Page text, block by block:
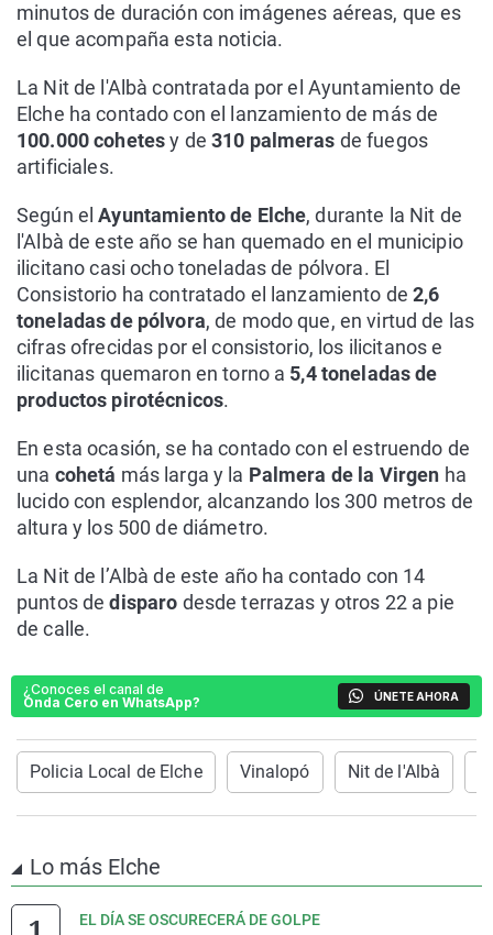
minutos de duración con imágenes aéreas, que es
el que acompaña esta noticia.
La Nit de l'Albà contratada por el Ayuntamiento de
Elche ha contado con el lanzamiento de más de
100.000 cohetesy de 310 palmeras de fuegos
artificiales.
Según elAyuntamiento de Elche, durante la Nit de
l'Albà de este año se han quemado en el municipio
ilicitano casi ocho toneladas de pólvora. El
Consistorio ha contratado el lanzamiento de2,6
toneladas de pólvora, de modo que, en virtud de las
cifras ofrecidas por el consistorio, los ilicitanos e
ilicitanas quemaron en torno a 5,4 toneladas de
productos pirotécnicos.
En esta ocasión, se ha contado con el estruendo de
una cohetá más larga y la Palmera de la Virgen ha
lucido con esplendor, alcanzando los 300 metros de
altura y los 500 de diámetro.
La Nit de l’Albà de este año ha contado con 14
puntos dedisparo desde terrazas y otros 22 a pie
de calle.
¿Conoces el canal de
Onda Cero en WhatsApp?
ÚNETE AHORA
Policia Local de Elche Vinalopó Nit de l'Albà
Lo más Elche
EL DÍA SE OSCURECERÁ DE GOLPE